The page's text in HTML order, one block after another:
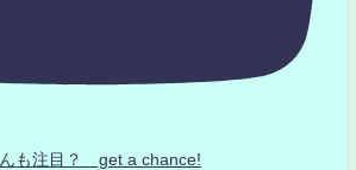
も注目？ get a chance!